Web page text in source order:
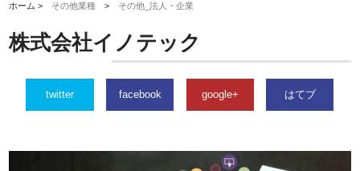
ホーム > その他業種 > その他_法人・企業
株式会社イノテック
twitter facebook google+ はてブ